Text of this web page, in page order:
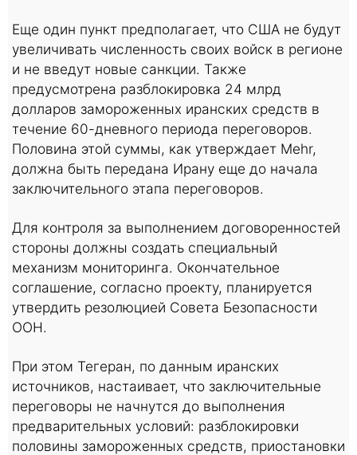
Еще один пункт предполагает, что США не будут
увеличивать численность своих войск в регионе
и не введут новые санкции. Также
предусмотрена разблокировка 24 млрд
долларов замороженных иранских средств в
течение 60-дневного периода переговоров.
Половина этой суммы, как утверждает Mehr,
должна быть передана Ирану еще до начала
заключительного этапа переговоров.
Для контроля за выполнением договоренностей
стороны должны создать специальный
механизм мониторинга. Окончательное
соглашение, согласно проекту, планируется
утвердить резолюцией Совета Безопасности
ООН.
При этом Тегеран, по данным иранских
источников, настаивает, что заключительные
переговоры не начнутся до выполнения
предварительных условий: разблокировки
половины замороженных средств, приостановки